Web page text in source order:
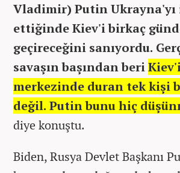
Vladimir) Putin Ukrayna'yı
ettiğinde Kiev'i birkaç
geçireceğini sanıyordu.
savaşın başından beri
merkezinde duran tek kişi
değil. Putin bunu hiç
diye konuştu.
Biden, Rusya Devlet Başkanı